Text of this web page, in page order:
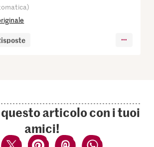
articolo con i tuoi
amici!